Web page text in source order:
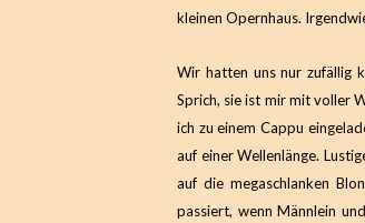
kleinen Opernhaus.
Wir hatten uns nur zufällig
Sprich, sie ist mir mit voller
ich zu einem Cappu
auf einer Wellenlänge.
auf die megaschlanken
passiert, wenn Männlein